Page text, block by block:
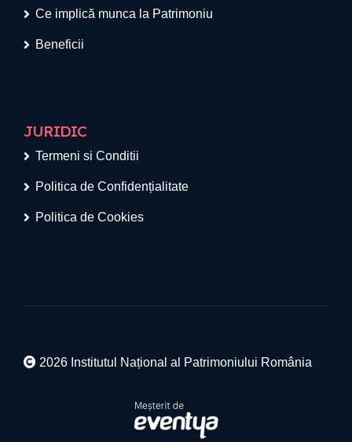
Ce implică munca la Patrimoniu
Beneficii
JURIDIC
Termeni si Conditii
Politica de Confidențialitate
Politica de Cookies
2026 Institutul Național al Patrimoniului România